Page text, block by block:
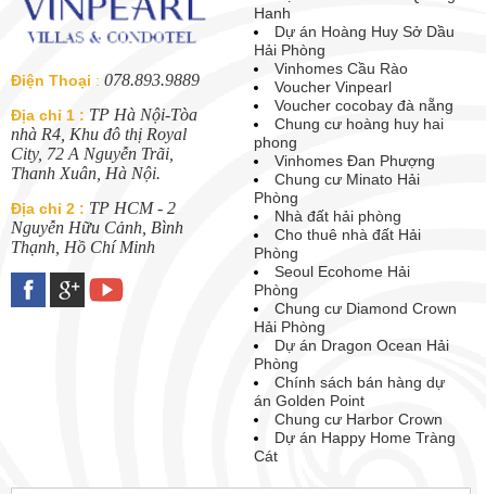
Điện Thoại : 078.893.9889
Địa chỉ 1 : TP Hà Nội-Tòa
nhà R4, Khu đô thị Royal
City, 72 A Nguyễn Trãi,
Thanh Xuân, Hà Nội.
Địa chỉ 2 : TP HCM - 2
Nguyễn Hữu Cảnh, Bình
Thạnh, Hồ Chí Minh
Hanh
Dự án Hoàng Huy Sở Dầu
Hải Phòng
Vinhomes Cầu Rào
Voucher Vinpearl
Voucher cocobay đà nẵng
Chung cư hoàng huy hai
phong
Vinhomes Đan Phượng
Chung cư Minato Hải
Phòng
Nhà đất hải phòng
Cho thuê nhà đất Hải
Phòng
Seoul Ecohome Hải
Phòng
Chung cư Diamond Crown
Hải Phòng
Dự án Dragon Ocean Hải
Phòng
Chính sách bán hàng dự
án Golden Point
Chung cư Harbor Crown
Dự án Happy Home Tràng
Cát